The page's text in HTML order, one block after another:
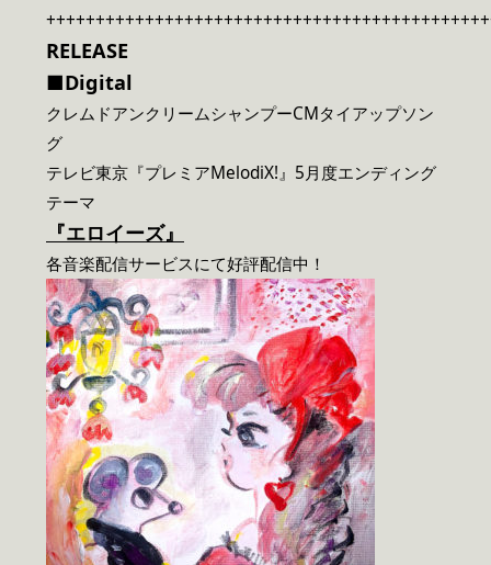
RELEASE
■Digital
クレムドアンクリームシャンプーCMタイアップソン
グ
テレビ東京『プレミアMelodiX!』5月度エンディング
テーマ
『エロイーズ』
各音楽配信サービスにて好評配信中！